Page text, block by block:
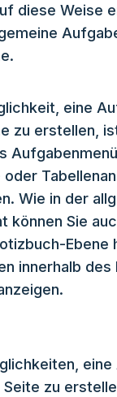
diese Weise
eine
zu erstellen,
Wie in der
können Sie
Ebene
innerhalb
eine
zu